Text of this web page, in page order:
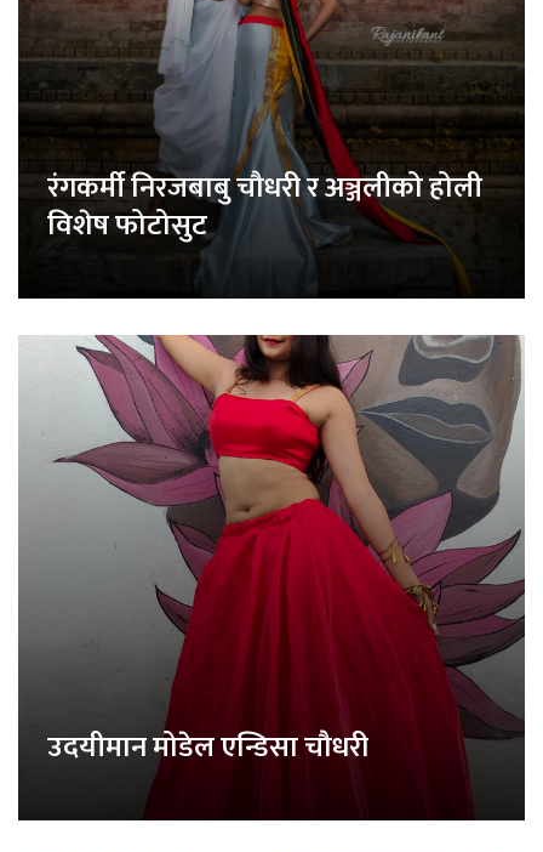
रंगकर्मी निरजबाबु चौधरी र अञ्जलीको होली
विशेष फोटोसुट
उदयीमान मोडेल एन्डिसा चौधरी